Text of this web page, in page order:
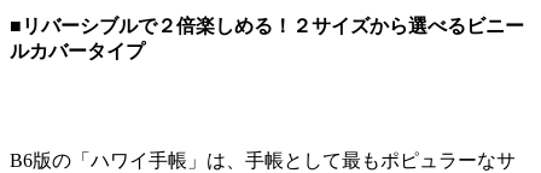
■リバーシブルで２倍楽しめる！２サイズから選べるビニー
ルカバータイプ
B6版の「ハワイ手帳」は、手帳として最もポピュラーなサ